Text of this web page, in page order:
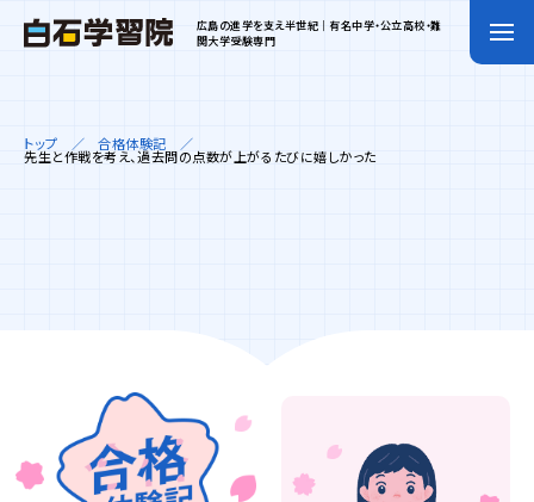
広島の進学を支え半世紀｜有名中学・公立高校・難
関大学受験専門
トップ 合格体験記
先生と作戦を考え、過去問の点数が上がるたびに嬉しかった